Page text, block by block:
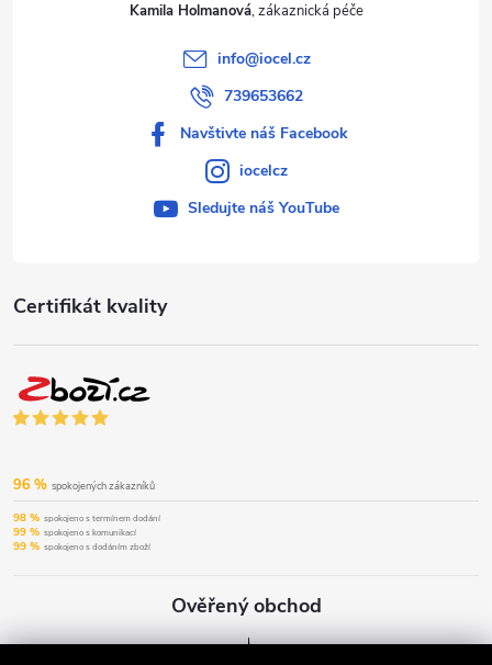
Certifikát kvality
96 % spokojených zákazníků
98 % spokojeno s termínem dodání
99 % spokojeno s komunikací
99 % spokojeno s dodáním zboží
Ověřený obchod
Kamila Holmanová
info@iocel.cz
739653662
Navštivte náš Facebook
iocelcz
Sledujte náš YouTube